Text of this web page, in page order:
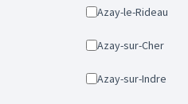
Azay-le-Rideau
Azay-sur-Cher
Azay-sur-Indre